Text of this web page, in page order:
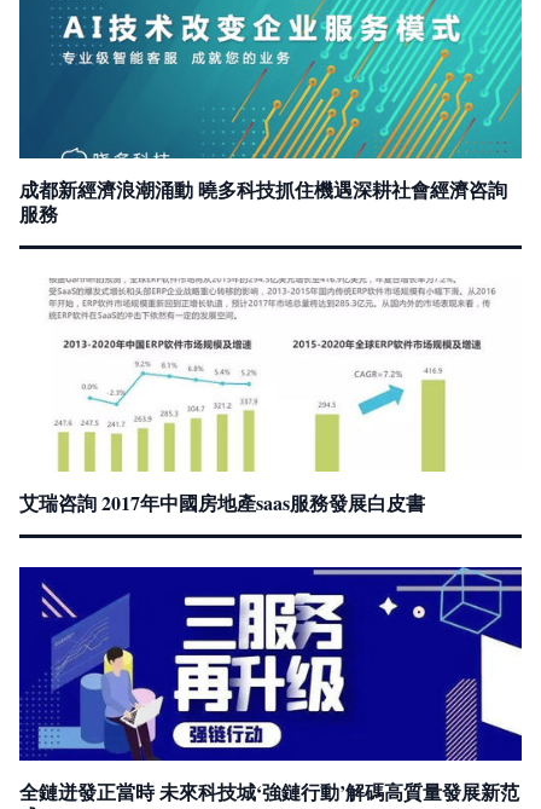
成都新經濟浪潮涌動 曉多科技抓住機遇深耕社會經濟咨詢
服務
艾瑞咨詢 2017年中國房地產saas服務發展白皮書
全鏈迸發正當時 未來科技城‘強鏈行動’解碼高質量發展新范